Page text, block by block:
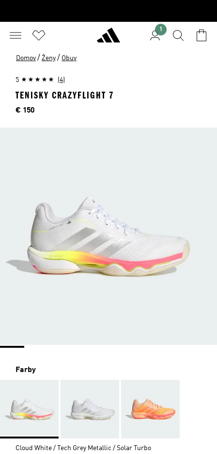
1
Domov / Ženy / Obuv
5 (4)
TENISKY CRAZYFLIGHT 7
Cena
€ 150
Farby
Cloud White / Tech Grey Metallic / Solar Turbo